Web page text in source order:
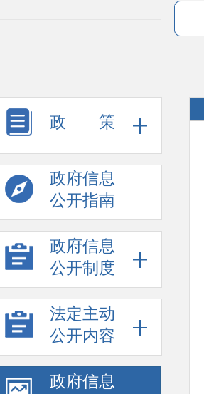
政 策
政府信息
公开指南
政府信息
公开制度
法定主动
公开内容
政府信息